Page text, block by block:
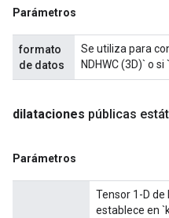
Parámetros
formato
de datos
Se utiliza para
NDHWC (3D)` o
dilataciones públicas
Parámetros
Tensor 1-D
establece en